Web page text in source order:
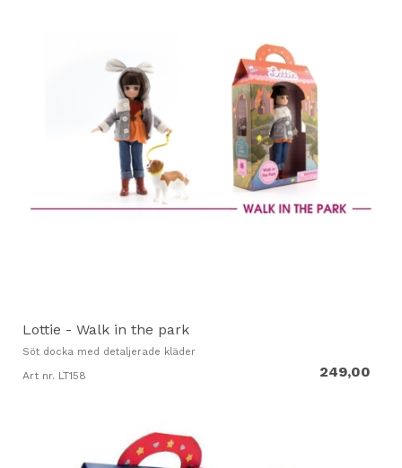
Lottie - Walk in the park
Söt docka med detaljerade kläder
Art nr. LT158 249,00